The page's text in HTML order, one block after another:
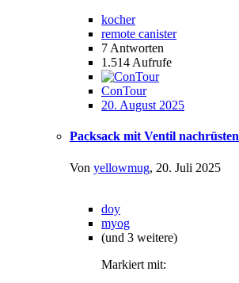
kocher
remote canister
7 Antworten
1.514 Aufrufe
ConTour
20. August 2025
Packsack mit Ventil nachrüsten
Von yellowmug, 20. Juli 2025
doy
myog
(und 3 weitere)
Markiert mit: